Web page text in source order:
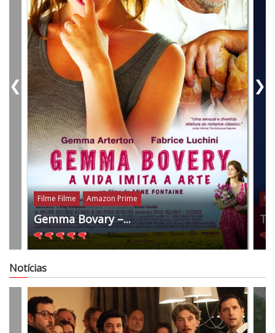
Filme Filme Amazon Prime
Gemma Bovary –...
❮ ❯
Notícias